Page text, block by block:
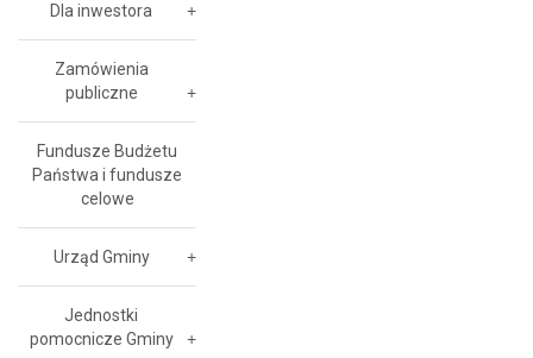
Dla inwestora
Zamówienia
publiczne
Fundusze Budżetu
Państwa i fundusze
celowe
Urząd Gminy
Jednostki
pomocnicze Gminy